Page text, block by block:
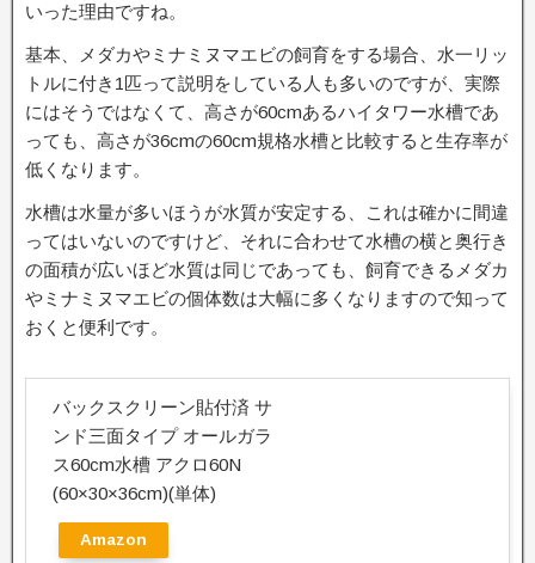
いった理由ですね。
基本、メダカやミナミヌマエビの飼育をする場合、水一リッ
トルに付き1匹って説明をしている人も多いのですが、実際
にはそうではなくて、高さが60cmあるハイタワー水槽であ
っても、高さが36cmの60cm規格水槽と比較すると生存率が
低くなります。
水槽は水量が多いほうが水質が安定する、これは確かに間違
ってはいないのですけど、それに合わせて水槽の横と奥行き
の面積が広いほど水質は同じであっても、飼育できるメダカ
やミナミヌマエビの個体数は大幅に多くなりますので知って
おくと便利です。
バックスクリーン貼付済 サ
ンド三面タイプ オールガラ
ス60cm水槽 アクロ60N
(60×30×36cm)(単体)
Amazon